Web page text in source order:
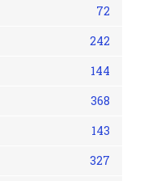
72
242
144
368
143
327